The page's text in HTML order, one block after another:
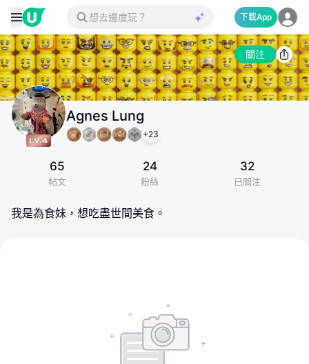
下載App
關注
Agnes Lung
+23
65
帖文
24
粉絲
32
已關注
我是為食妹，想吃盡世間美食。